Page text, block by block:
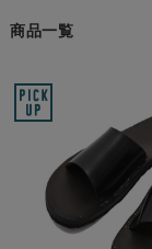
商品一覧